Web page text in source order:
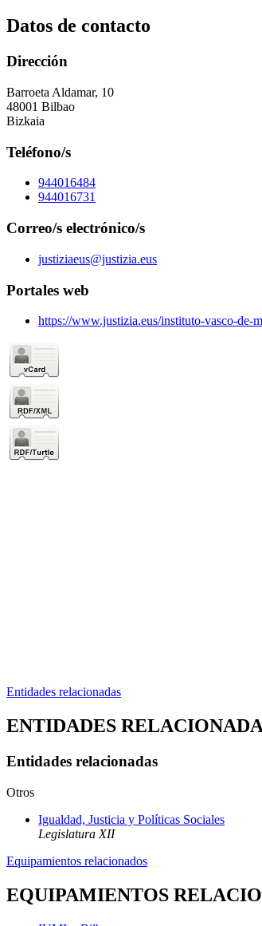
Datos de contacto
Dirección
Barroeta Aldamar, 10
48001 Bilbao
Bizkaia
Teléfono/s
944016484
944016731
Correo/s electrónico/s
justiziaeus@justizia.eus
Portales web
https://www.justizia.eus/instituto-vasco-de-
Entidades relacionadas
ENTIDADES
Entidades relacionadas
Otros
Igualdad, Justicia y Políticas Sociales
Legislatura XII
Equipamientos relacionados
EQUIPAMIENTOS